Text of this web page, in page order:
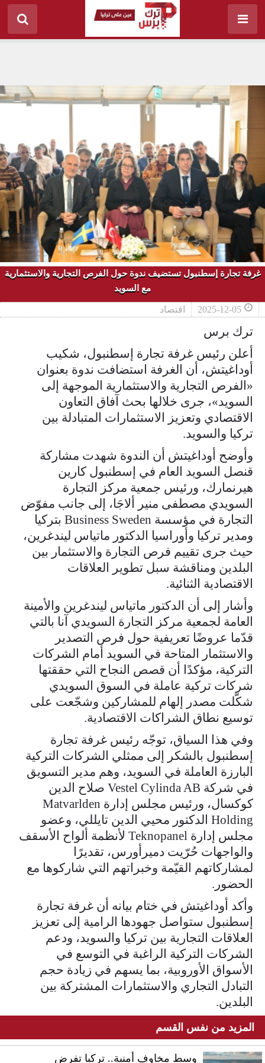
غرفة تجارة إسطنبول تستضيف ندوة حول الفرص التجارية والاستثمارية
مع السويد
2025-12-05 اقتصاد
ترك برس
أعلن رئيس غرفة تجارة إسطنبول، شكيب
أوداغيتش، أن الغرفة استضافت ندوة بعنوان
«الفرص التجارية والاستثمارية الموجهة إلى
السويد»، جرى خلالها بحث آفاق التعاون
الاقتصادي وتعزيز الاستثمارات المتبادلة بين
تركيا والسويد.
وأوضح أوداغيتش أن الندوة شهدت مشاركة
قنصل السويد العام في إسطنبول كارين
هيرنمارك، ورئيس جمعية مركز التجارة
السويدي مصطفى منير ألاجَا، إلى جانب مفوّض
التجارة في مؤسسة Business Sweden بتركيا
ومدير تركيا وأوراسيا الدكتور ماتياس ليندغرين،
حيث جرى تقييم فرص التجارة والاستثمار بين
البلدين ومناقشة سبل تطوير العلاقات
الاقتصادية الثنائية.
وأشار إلى أن الدكتور ماتياس ليندغرين والأمينة
العامة لجمعية مركز التجارة السويدي آنا بالتي
قدّما عروضًا تعريفية حول فرص التصدير
والاستثمار المتاحة في السويد أمام الشركات
التركية، مؤكدًا أن قصص النجاح التي حققتها
شركات تركية عاملة في السوق السويدي
شكّلت مصدر إلهام للمشاركين وشجّعت على
توسيع نطاق الشراكات الاقتصادية.
وفي هذا السياق، توجّه رئيس غرفة تجارة
إسطنبول بالشكر إلى ممثلي الشركات التركية
البارزة العاملة في السويد، وهم مدير التسويق
في شركة Vestel Cylinda AB صلاح الدين
كوكسال، ورئيس مجلس إدارة Matvarlden
Holding الدكتور محيي الدين تايللي، وعضو
مجلس إدارة Teknopanel لأنظمة ألواح الأسقف
والواجهات حُرّيت دميرأورس، تقديرًا
لمشاركاتهم القيّمة وخبراتهم التي شاركوها مع
الحضور.
وأكد أوداغيتش في ختام بيانه أن غرفة تجارة
إسطنبول ستواصل جهودها الرامية إلى تعزيز
العلاقات التجارية بين تركيا والسويد، ودعم
الشركات التركية الراغبة في التوسع في
الأسواق الأوروبية، بما يسهم في زيادة حجم
التبادل التجاري والاستثمارات المشتركة بين
البلدين.
المزيد من نفس القسم
وسط مخاوف أمنية.. تركيا تفرض